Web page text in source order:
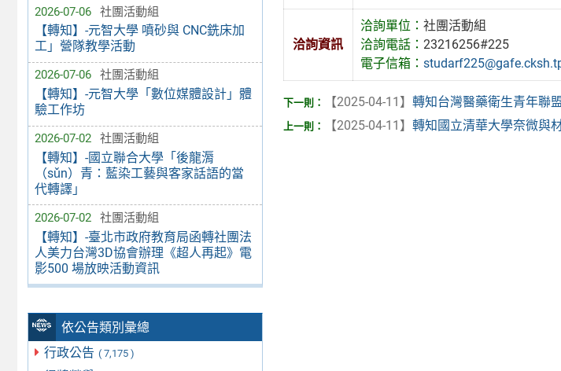
2026-07-06 社團活動組
【轉知】-元智大學 噴砂與 CNC銑床加
工」營隊教學活動
2026-07-06 社團活動組
【轉知】-元智大學「數位媒體設計」體
驗工作坊
2026-07-02 社團活動組
【轉知】-國立聯合大學「後龍漘
（sǔn）青：藍染工藝與客家話語的當
代轉譯」
2026-07-02 社團活動組
【轉知】-臺北市政府教育局函轉社團法
人美力台灣3D協會辦理《超人再起》電
影500 場放映活動資訊
依公告類別彙總
行政公告 ( 7,175 )
洽詢資訊
洽詢單位：社團活動組
洽詢電話：23216256#225
電子信箱：
【2025-04-11】 轉知台灣醫藥衛生青年聯
【2025-04-11】 轉知國立清華大學奈微與